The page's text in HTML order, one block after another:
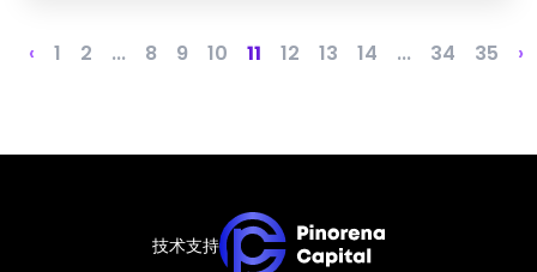
‹ 1 2 ... 8 9 10 11 12 13 14 ... 34 35 ›
技术支持